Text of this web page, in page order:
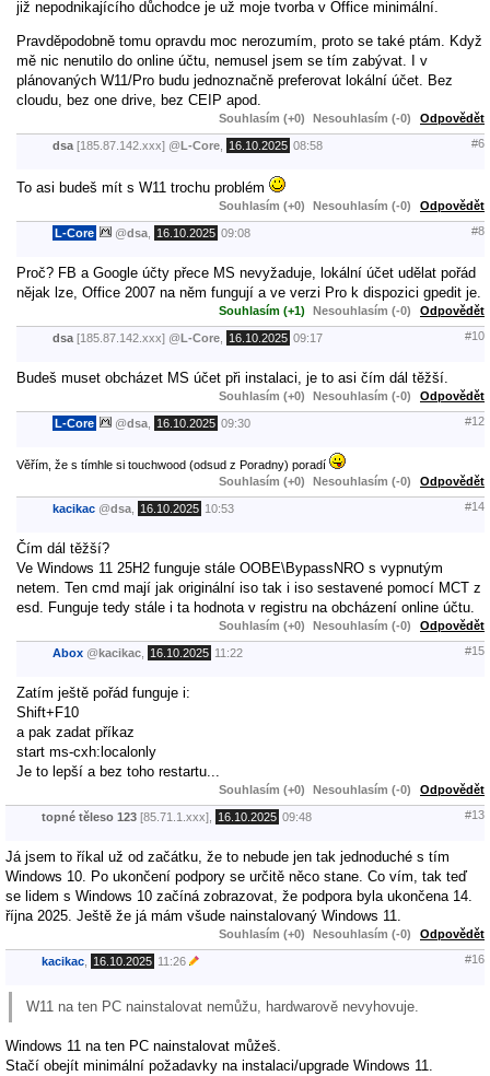
již nepodnikajícího důchodce je už moje tvorba v Office minimální.
Pravděpodobně tomu opravdu moc nerozumím, proto se také ptám. Když
mě nic nenutilo do online účtu, nemusel jsem se tím zabývat. I v
plánovaných W11/Pro budu jednoznačně preferovat lokální účet. Bez
cloudu, bez one drive, bez CEIP apod.
Souhlasím (+0) Nesouhlasím (-0) Odpovědět
dsa [185.87.142.xxx] @L-Core 16.10.2025 08:58 #6
To asi budeš mít s W11 trochu problém
Souhlasím (+0) Nesouhlasím (-0) Odpovědět
L-Core @dsa 16.10.2025 09:08 #8
Proč? FB a Google účty přece MS nevyžaduje, lokální účet udělat pořád
nějak lze, Office 2007 na něm fungují a ve verzi Pro k dispozici gpedit je.
Souhlasím (+1) Nesouhlasím (-0) Odpovědět
dsa [185.87.142.xxx] @L-Core 16.10.2025 09:17 #10
Budeš muset obcházet MS účet při instalaci, je to asi čím dál těžší.
Souhlasím (+0) Nesouhlasím (-0) Odpovědět
L-Core @dsa 16.10.2025 09:30 #12
Věřím, že s tímhle si touchwood (odsud z Poradny) poradí
Souhlasím (+0)
Nesouhlasím (-0) Odpovědět
kacikac @dsa 16.10.2025 10:53 #14
Čím dál těžší?
Ve Windows 11 25H2 funguje stále OOBE\BypassNRO s vypnutým
netem. Ten cmd mají jak originální iso tak i iso sestavené pomocí MCT z
esd. Funguje tedy stále i ta hodnota v registru na obcházení online účtu.
Souhlasím (+0) Nesouhlasím (-0) Odpovědět
Abox @kacikac 16.10.2025 11:22 #15
Zatím ještě pořád funguje i:
Shift+F10
a pak zadat příkaz
start ms-cxh:localonly
Je to lepší a bez toho restartu...
Souhlasím (+0) Nesouhlasím (-0) Odpovědět
topné těleso 123 [85.71.1.xxx], 16.10.2025 09:48 #13
Já jsem to říkal už od začátku, že to nebude jen tak jednoduché s tím
Windows 10. Po ukončení podpory se určitě něco stane. Co vím, tak teď
se lidem s Windows 10 začíná zobrazovat, že podpora byla ukončena 14.
října 2025. Ještě že já mám všude nainstalovaný Windows 11.
Souhlasím (+0) Nesouhlasím (-0) Odpovědět
kacikac 16.10.2025 11:26 #16
W11 na ten PC nainstalovat nemůžu, hardwarově nevyhovuje.
Windows 11 na ten PC nainstalovat můžeš.
Stačí obejít minimální požadavky na instalaci/upgrade Windows 11.